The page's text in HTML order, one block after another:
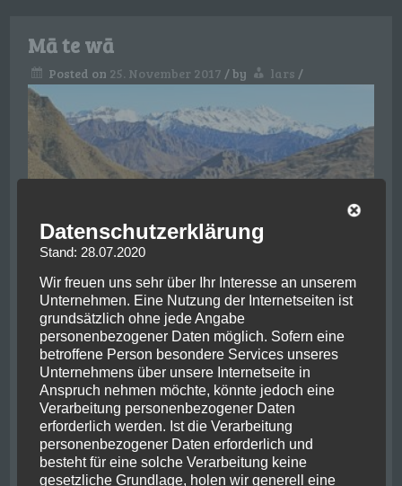
Mā te wā
Posted on 25. November 2017 /by lars /
Wieder angekommen in der Adrenalinhauptstadt
der Welt mischte ich mich unters feierfreudige Volk
und genoss den Abend bei gutem Essen und kaltem
Read More
Posted inAllgemein Taggedadrenaline
jetboat,kawarau river,kiwi,newzealand,
queenstown,rafting,shotover river,thunderjet
Kommentarzu
Datenschutzerklärung
Stand: 28.07.2020
Wir freuen uns sehr über Ihr Interesse an unserem
Unternehmen. Eine Nutzung der Internetseiten ist
grundsätzlich ohne jede Angabe
personenbezogener Daten möglich. Sofern eine
betroffene Person besondere Services unseres
Unternehmens über unsere Internetseite in
Anspruch nehmen möchte, könnte jedoch eine
Verarbeitung personenbezogener Daten
erforderlich werden. Ist die Verarbeitung
personenbezogener Daten erforderlich und
besteht für eine solche Verarbeitung keine
gesetzliche Grundlage, holen wir generell eine